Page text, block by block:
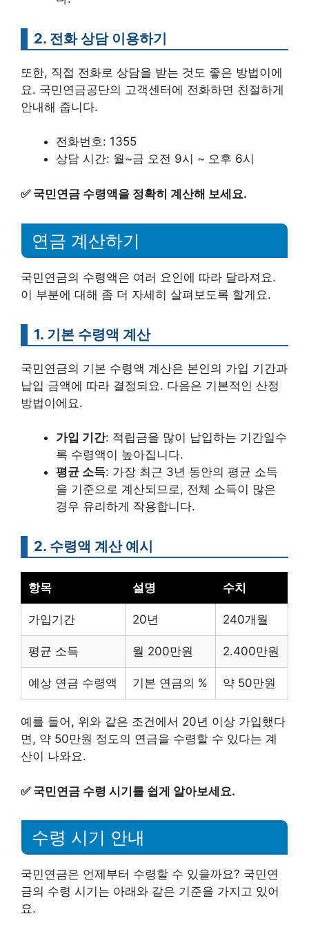
2. 전화 상담 이용하기
또한, 직접 전화로 상담을 받는 것도 좋은 방법이에
요. 국민연금공단의 고객센터에 전화하면 친절하게
안내해 줍니다.
전화번호: 1355
상담 시간: 월~금 오전 9시 ~ 오후 6시
✅ 국민연금 수령액을 정확히 계산해 보세요.
연금 계산하기
국민연금의 수령액은 여러 요인에 따라 달라져요.
이 부분에 대해 좀 더 자세히 살펴보도록 할게요.
1. 기본 수령액 계산
국민연금의 기본 수령액 계산은 본인의 가입 기간과
납입 금액에 따라 결정되요. 다음은 기본적인 산정
방법이에요.
가입 기간: 적립금을 많이 납입하는 기간일수
록 수령액이 높아집니다.
평균 소득: 가장 최근 3년 동안의 평균 소득
을 기준으로 계산되므로, 전체 소득이 많은
경우 유리하게 작용합니다.
2. 수령액 계산 예시
항목 설명 수치
가입기간 20년 240개월
평균 소득 월 200만원 2.400만원
예상 연금 수령액 기본 연금의 % 약 50만원
예를 들어, 위와 같은 조건에서 20년 이상 가입했다
면, 약 50만원 정도의 연금을 수령할 수 있다는 계
산이 나와요.
✅ 국민연금 수령 시기를 쉽게 알아보세요.
수령 시기 안내
국민연금은 언제부터 수령할 수 있을까요? 국민연
금의 수령 시기는 아래와 같은 기준을 가지고 있어
요.